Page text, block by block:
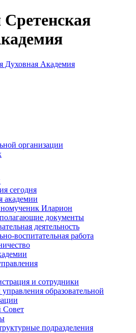
организации
сегодня
академии
Иларион
документы
деятельность
воспитательная работа
и сотрудники
образовательной
Совет
подразделения